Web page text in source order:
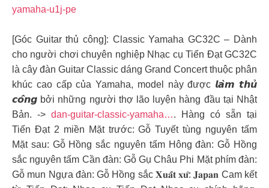
yamaha-u1j-pe
[Góc Guitar thủ công]: Classic Yamaha GC32C – Dành
cho người chơi chuyên nghiệp Nhạc cụ Tiến Đạt GC32C
là cây đàn Guitar Classic dáng Grand Concert thuộc phân
khúc cao cấp của Yamaha, model này được 𝙡𝙖̀𝙢 𝙩𝙝𝙪̉
𝙘𝙤̂𝙣𝙜 bởi những người thợ lão luyện hàng đầu tại Nhật
Bản. -> dan-guitar-classic-yamaha…. Hàng có sẵn tại
Tiến Đạt 2 miền Mặt trước: Gỗ Tuyết tùng nguyên tấm
Mặt sau: Gỗ Hồng sắc nguyên tấm Hông đàn: Gỗ Hồng
sắc nguyên tấm Cần đàn: Gỗ Gụ Châu Phi Mặt phím đàn:
Gỗ mun Ngựa đàn: Gỗ Hồng sắc 𝐗𝐮𝐚̂́𝐭 𝐱𝐮̛́: 𝐉𝐚𝐩𝐚𝐧 Cam kết